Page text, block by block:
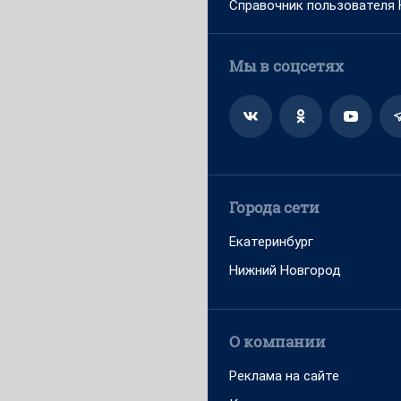
Справочник пользователя
Мы в соцсетях
Города сети
Екатеринбург
Нижний Новгород
О компании
Реклама на сайте